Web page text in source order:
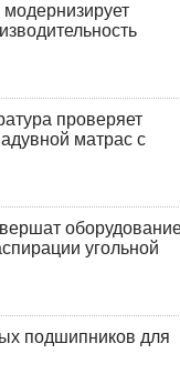
проверяет
матрас с
угольной
подшипников для